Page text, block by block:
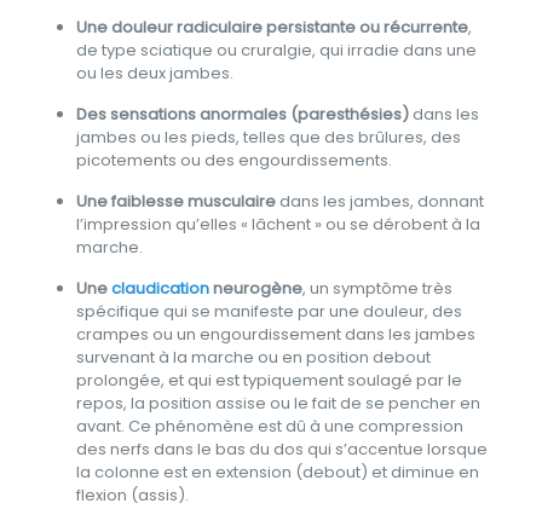
Une douleur radiculaire persistante ou récurrente,
de type sciatique ou cruralgie, qui irradie dans une
ou les deux jambes.
Des sensations anormales (paresthésies) dans les
jambes ou les pieds, telles que des brûlures, des
picotements ou des engourdissements.
Une faiblesse musculaire dans les jambes, donnant
l’impression qu’elles « lâchent » ou se dérobent à la
marche.
Uneclaudicationneurogène, un symptôme très
spécifique qui se manifeste par une douleur, des
crampes ou un engourdissement dans les jambes
survenant à la marche ou en position debout
prolongée, et qui est typiquement soulagé par le
repos, la position assise ou le fait de se pencher en
avant. Ce phénomène est dû à une compression
des nerfs dans le bas du dos qui s’accentue lorsque
la colonne est en extension (debout) et diminue en
flexion (assis).